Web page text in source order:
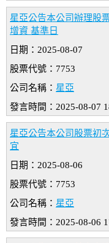
星亞公告本公司辦理股
增資 基準日
日期：2025-08-07
股票代號：7753
公司名稱： 星亞
發言時間：2025-08-07
星亞公告本公司股票初
宜
日期：2025-08-06
股票代號：7753
公司名稱： 星亞
發言時間：2025-08-06